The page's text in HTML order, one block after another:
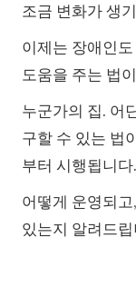
조금 변화가 생
이제는 장애인
도움을 주는 법
누군가의 집. 어
구할 수 있는 법
부터 시행됩니다.
어떻게 운영되
있는지 알려드